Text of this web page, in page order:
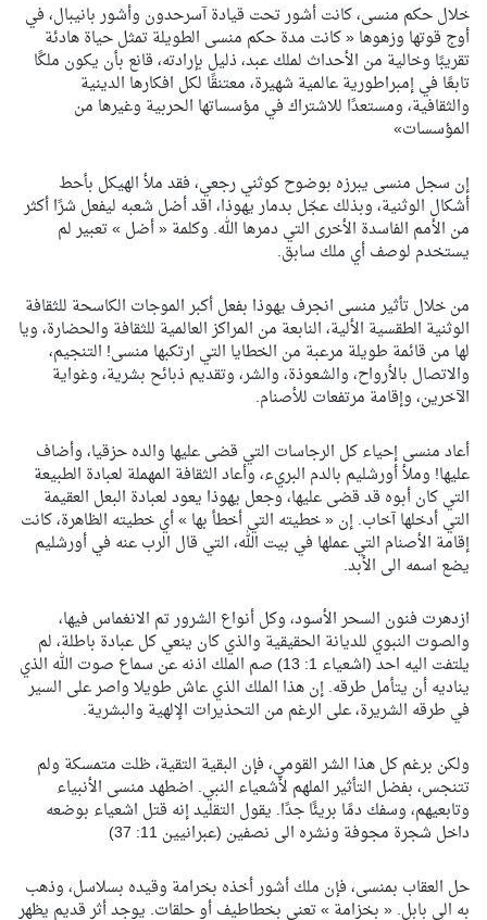
خلال حكم منسى، كانت أشور تحت قيادة آسرحدون وأشور بانيبال، في
أوج قوتها وزهوها « كانت مدة حكم منسى الطويلة تمثل حياة هادئة
تقريبًا وخالية من الأحداث لملك عبد، ذليل بإرادته، قانع بأن يكون ملكًا
تابعًا في إمبراطورية عالمية شهيرة، معتنقًا لكل افكارها الدينية
والثقافية، ومستعدًا للاشتراك في مؤسساتها الحربية وغيرها من
المؤسسات»
إن سجل منسى يبرزه بوضوح كوثني رجعي، فقد ملأ الهيكل بأحط
أشكال الوثنية، وبذلك عجّل بدمار يهوذا، اقد أضل شعبه ليفعل شرًا أكثر
من الأمم الفاسدة الأخرى التي دمرها الله. وكلمة « أضل » تعبير لم
يستخدم لوصف أي ملك سابق.
من خلال تأثير منسى انجرف يهوذا بفعل أكبر الموجات الكاسحة للثقافة
الوثنية الطقسية الألية، النابعة من المراكز العالمية للثقافة والحضارة، ويا
لها من قائمة طويلة مرعبة من الخطايا التي ارتكبها منسى! التنجيم،
والاتصال بالأرواح، والشعوذة، والشر، وتقديم ذبائح بشرية، وغواية
الآخرين، وإقامة مرتفعات للأصنام.
أعاد منسى إحياء كل الرجاسات التي قضى عليها والده حزقيا، وأضاف
عليها! وملأ أورشليم بالدم البريء، وأعاد الثقافة المهملة لعبادة الطبيعة
التي كان أبوه قد قضى عليها، وجعل يهوذا يعود لعبادة البعل العقيمة
التي أدخلها آخاب. إن « خطيته التي أخطأ بها » أي خطيته الظاهرة، كانت
إقامة الأصنام التي عملها في بيت الله، التي قال الرب عنه في أورشليم
يضع اسمه الى الأبد.
ازدهرت فنون السحر الأسود، وكل أنواع الشرور تم الانغماس فيها،
والصوت النبوي للديانة الحقيقية والذي كان ينعي كل عبادة باطلة، لم
يلتفت اليه احد (اشعياء 1: 13) صم الملك اذنه عن سماع صوت الله الذي
يناديه أن يتأمل طرقه. إن هذا الملك الذي عاش طويلا واصر على السير
في طرقه الشريرة، على الرغم من التحذيرات الإلهية والبشرية.
ولكن برغم كل هذا الشر القومي، فإن البقية التقية، ظلت متمسكة ولم
تتنجس، بفضل التأثير الملهم لأشعياء النبي. اضطهد منسى الأنبياء
وتابعيهم، وسفك دمًا بريئًا جدًا. يقول التقليد إنه قتل اشعياء بوضعه
داخل شجرة مجوفة ونشره الى نصفين (عبرانيين 11: 37)
حل العقاب بمنسى، فإن ملك أشور أخذه بخرامة وقيده بسلاسل، وذهب
به الى بابل. « بخزامة » تعني بخطاطيف أو حلقات. يوجد أثر قديم يظهر